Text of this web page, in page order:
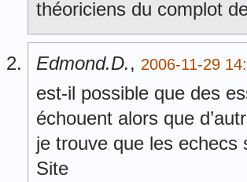
théoriciens du complot
Edmond.D., 2006-11-29
est-il possible que des
échouent alors que
je trouve que les echecs
Site